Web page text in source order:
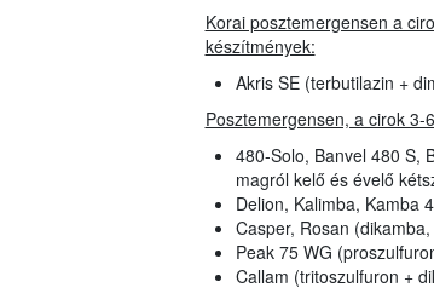
Korai posztemergensen a
készítmények:
Akris SE (terbutilazin +
Posztemergensen, a cirok
480-Solo, Banvel 480 S,
magról kelő és évelő
Delion, Kalimba, Kamba
Casper, Rosan
Peak 75 WG
Callam (tritoszulfuron +